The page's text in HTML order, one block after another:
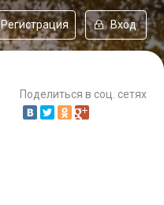
Регистрация Вход
Поделиться в соц. сетях